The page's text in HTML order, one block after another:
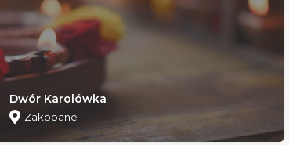
Dwór Karolówka
Zakopane